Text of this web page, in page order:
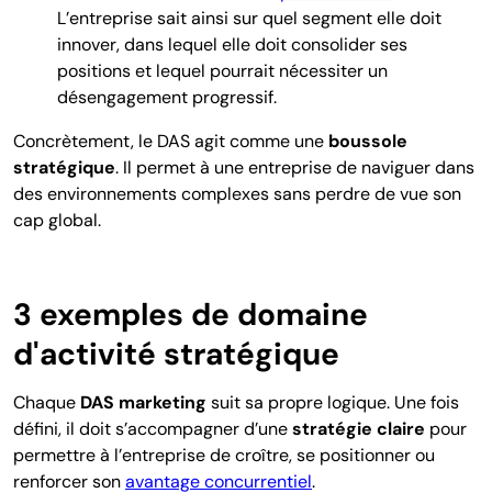
L’entreprise sait ainsi sur quel segment elle doit
innover, dans lequel elle doit consolider ses
positions et lequel pourrait nécessiter un
désengagement progressif.
Concrètement, le DAS agit comme une boussole
stratégique. Il permet à une entreprise de naviguer dans
des environnements complexes sans perdre de vue son
cap global.
3 exemples de domaine
d'activité stratégique
Chaque DAS marketing suit sa propre logique. Une fois
défini, il doit s’accompagner d’unestratégie claire pour
permettre à l’entreprise de croître, se positionner ou
renforcer sonavantage concurrentiel.